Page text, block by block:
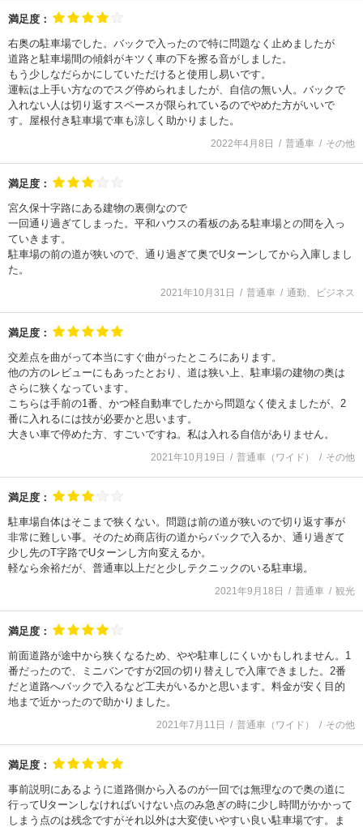
満足度：
右奥の駐車場でした。バックで入ったので特に問題なく止めましたが
道路と駐車場間の傾斜がキツく車の下を擦る音がしました。
もう少しなだらかにしていただけると使用し易いです。
運転は上手い方なのでスグ停められましたが、自信の無い人。バックで
入れない人は切り返すスペースが限られているのでやめた方がいいで
す。屋根付き駐車場で車も涼しく助かりました。
2022年4月8日 普通車 その他
満足度：
宮久保十字路にある建物の裏側なので
一回通り過ぎてしまった。平和ハウスの看板のある駐車場との間を入っ
ていきます。
駐車場の前の道が狭いので、通り過ぎて奥でUターンしてから入庫しまし
た。
2021年10月31日 普通車 通勤、ビジネス
満足度：
交差点を曲がって本当にすぐ曲がったところにあります。
他の方のレビューにもあったとおり、道は狭い上、駐車場の建物の奥は
さらに狭くなっています。
こちらは手前の1番、かつ軽自動車でしたから問題なく使えましたが、2
番に入れるには技が必要かと思います。
大きい車で停めた方、すごいですね。私は入れる自信がありません。
2021年10月19日 普通車（ワイド） その他
満足度：
駐車場自体はそこまで狭くない。問題は前の道が狭いので切り返す事が
非常に難しい事。そのため商店街の道からバックで入るか、通り過ぎて
少し先のT字路でUターンし方向変えるか。
軽なら余裕だが、普通車以上だと少しテクニックのいる駐車場。
2021年9月18日 普通車 観光
満足度：
前面道路が途中から狭くなるため、やや駐車しにくいかもしれません。1
番だったので、ミニバンですが2回の切り替えしで入庫できました。2番
だと道路へバックで入るなど工夫がいるかと思います。料金が安く目的
地まで近かったので助かりました。
2021年7月11日 普通車（ワイド） その他
満足度：
事前説明にあるように道路側から入るのが一回では無理なので奥の道に
行ってUターンしなければいけない点のみ急ぎの時に少し時間がかかって
しまう点のは残念ですがそれ以外は大変使いやすい良い駐車場です。ま